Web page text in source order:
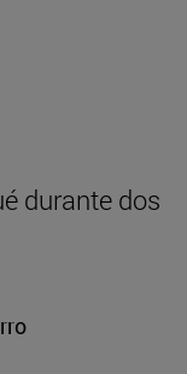
durante dos